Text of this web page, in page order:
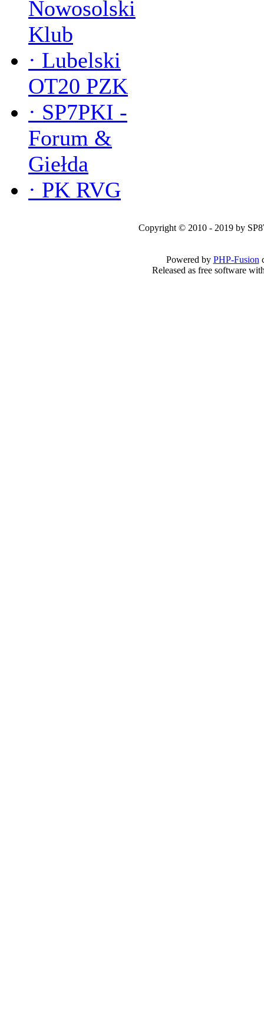
Nowosolski
Klub
· Lubelski
OT20 PZK
· SP7PKI -
Forum &
Giełda
· PK RVG
Copyright © 2010 - 2019 by
Powered by PHP-Fusion
Released as free software